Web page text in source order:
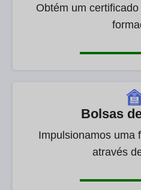
Obtém um
Bolsas
Impulsionamos uma
através